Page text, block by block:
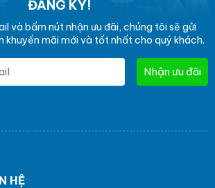
ĐĂNG KÝ!
và bấm nút nhận ưu đãi, chúng tôi sẽ gửi
khuyến mãi mới và tốt nhất cho quý khách.
Nhận ưu đãi
HỆ